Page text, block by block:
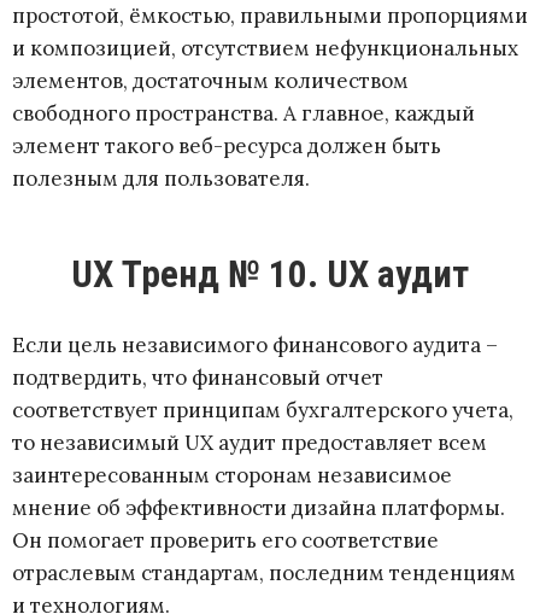
простотой, ёмкостью, правильными пропорциями
и композицией, отсутствием нефункциональных
элементов, достаточным количеством
свободного пространства. А главное, каждый
элемент такого веб-ресурса должен быть
полезным для пользователя.
UX Тренд № 10. UX аудит
Если цель независимого финансового аудита –
подтвердить, что финансовый отчет
соответствует принципам бухгалтерского учета,
то независимый UX аудит предоставляет всем
заинтересованным сторонам независимое
мнение об эффективности дизайна платформы.
Он помогает проверить его соответствие
отраслевым стандартам, последним тенденциям
и технологиям.